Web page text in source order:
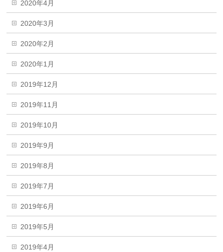
2020年4月
2020年3月
2020年2月
2020年1月
2019年12月
2019年11月
2019年10月
2019年9月
2019年8月
2019年7月
2019年6月
2019年5月
2019年4月